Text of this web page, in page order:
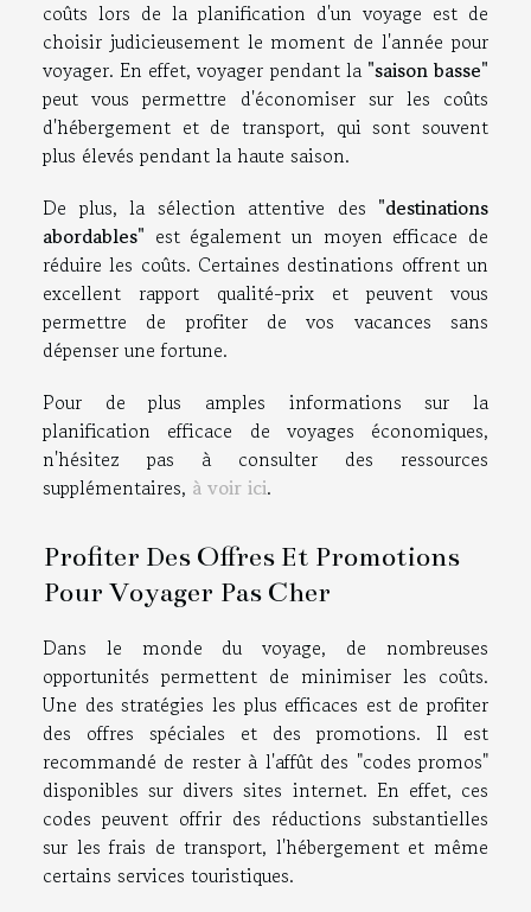
coûts lors de la planification d'un voyage est de
choisir judicieusement le moment de l'année pour
voyager. En effet, voyager pendant la "saison basse"
peut vous permettre d'économiser sur les coûts
d'hébergement et de transport, qui sont souvent
plus élevés pendant la haute saison.
De plus, la sélection attentive des "destinations
abordables" est également un moyen efficace de
réduire les coûts. Certaines destinations offrent un
excellent rapport qualité-prix et peuvent vous
permettre de profiter de vos vacances sans
dépenser une fortune.
Pour de plus amples informations sur la
planification efficace de voyages économiques,
n'hésitez pas à consulter des ressources
supplémentaires, à voir ici.
Profiter Des Offres Et Promotions
Pour Voyager Pas Cher
Dans le monde du voyage, de nombreuses
opportunités permettent de minimiser les coûts.
Une des stratégies les plus efficaces est de profiter
des offres spéciales et des promotions. Il est
recommandé de rester à l'affût des "codes promos"
disponibles sur divers sites internet. En effet, ces
codes peuvent offrir des réductions substantielles
sur les frais de transport, l'hébergement et même
certains services touristiques.